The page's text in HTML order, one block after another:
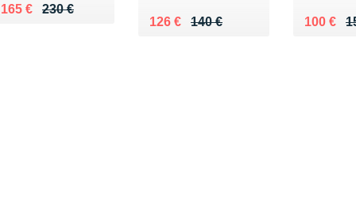
230 €
Au lieu de 230 €
165 €
Vendu 165 €
140 €
Au lieu de 140 €
126 €
Vendu 126 € Au lieu
100 €
Vendu